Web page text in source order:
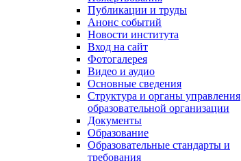
Публикации и труды
Анонс событий
Новости института
Вход на сайт
Фотогалерея
Видео и аудио
Основные сведения
Структура и органы управления
образовательной организации
Документы
Образование
Образовательные стандарты и
требования